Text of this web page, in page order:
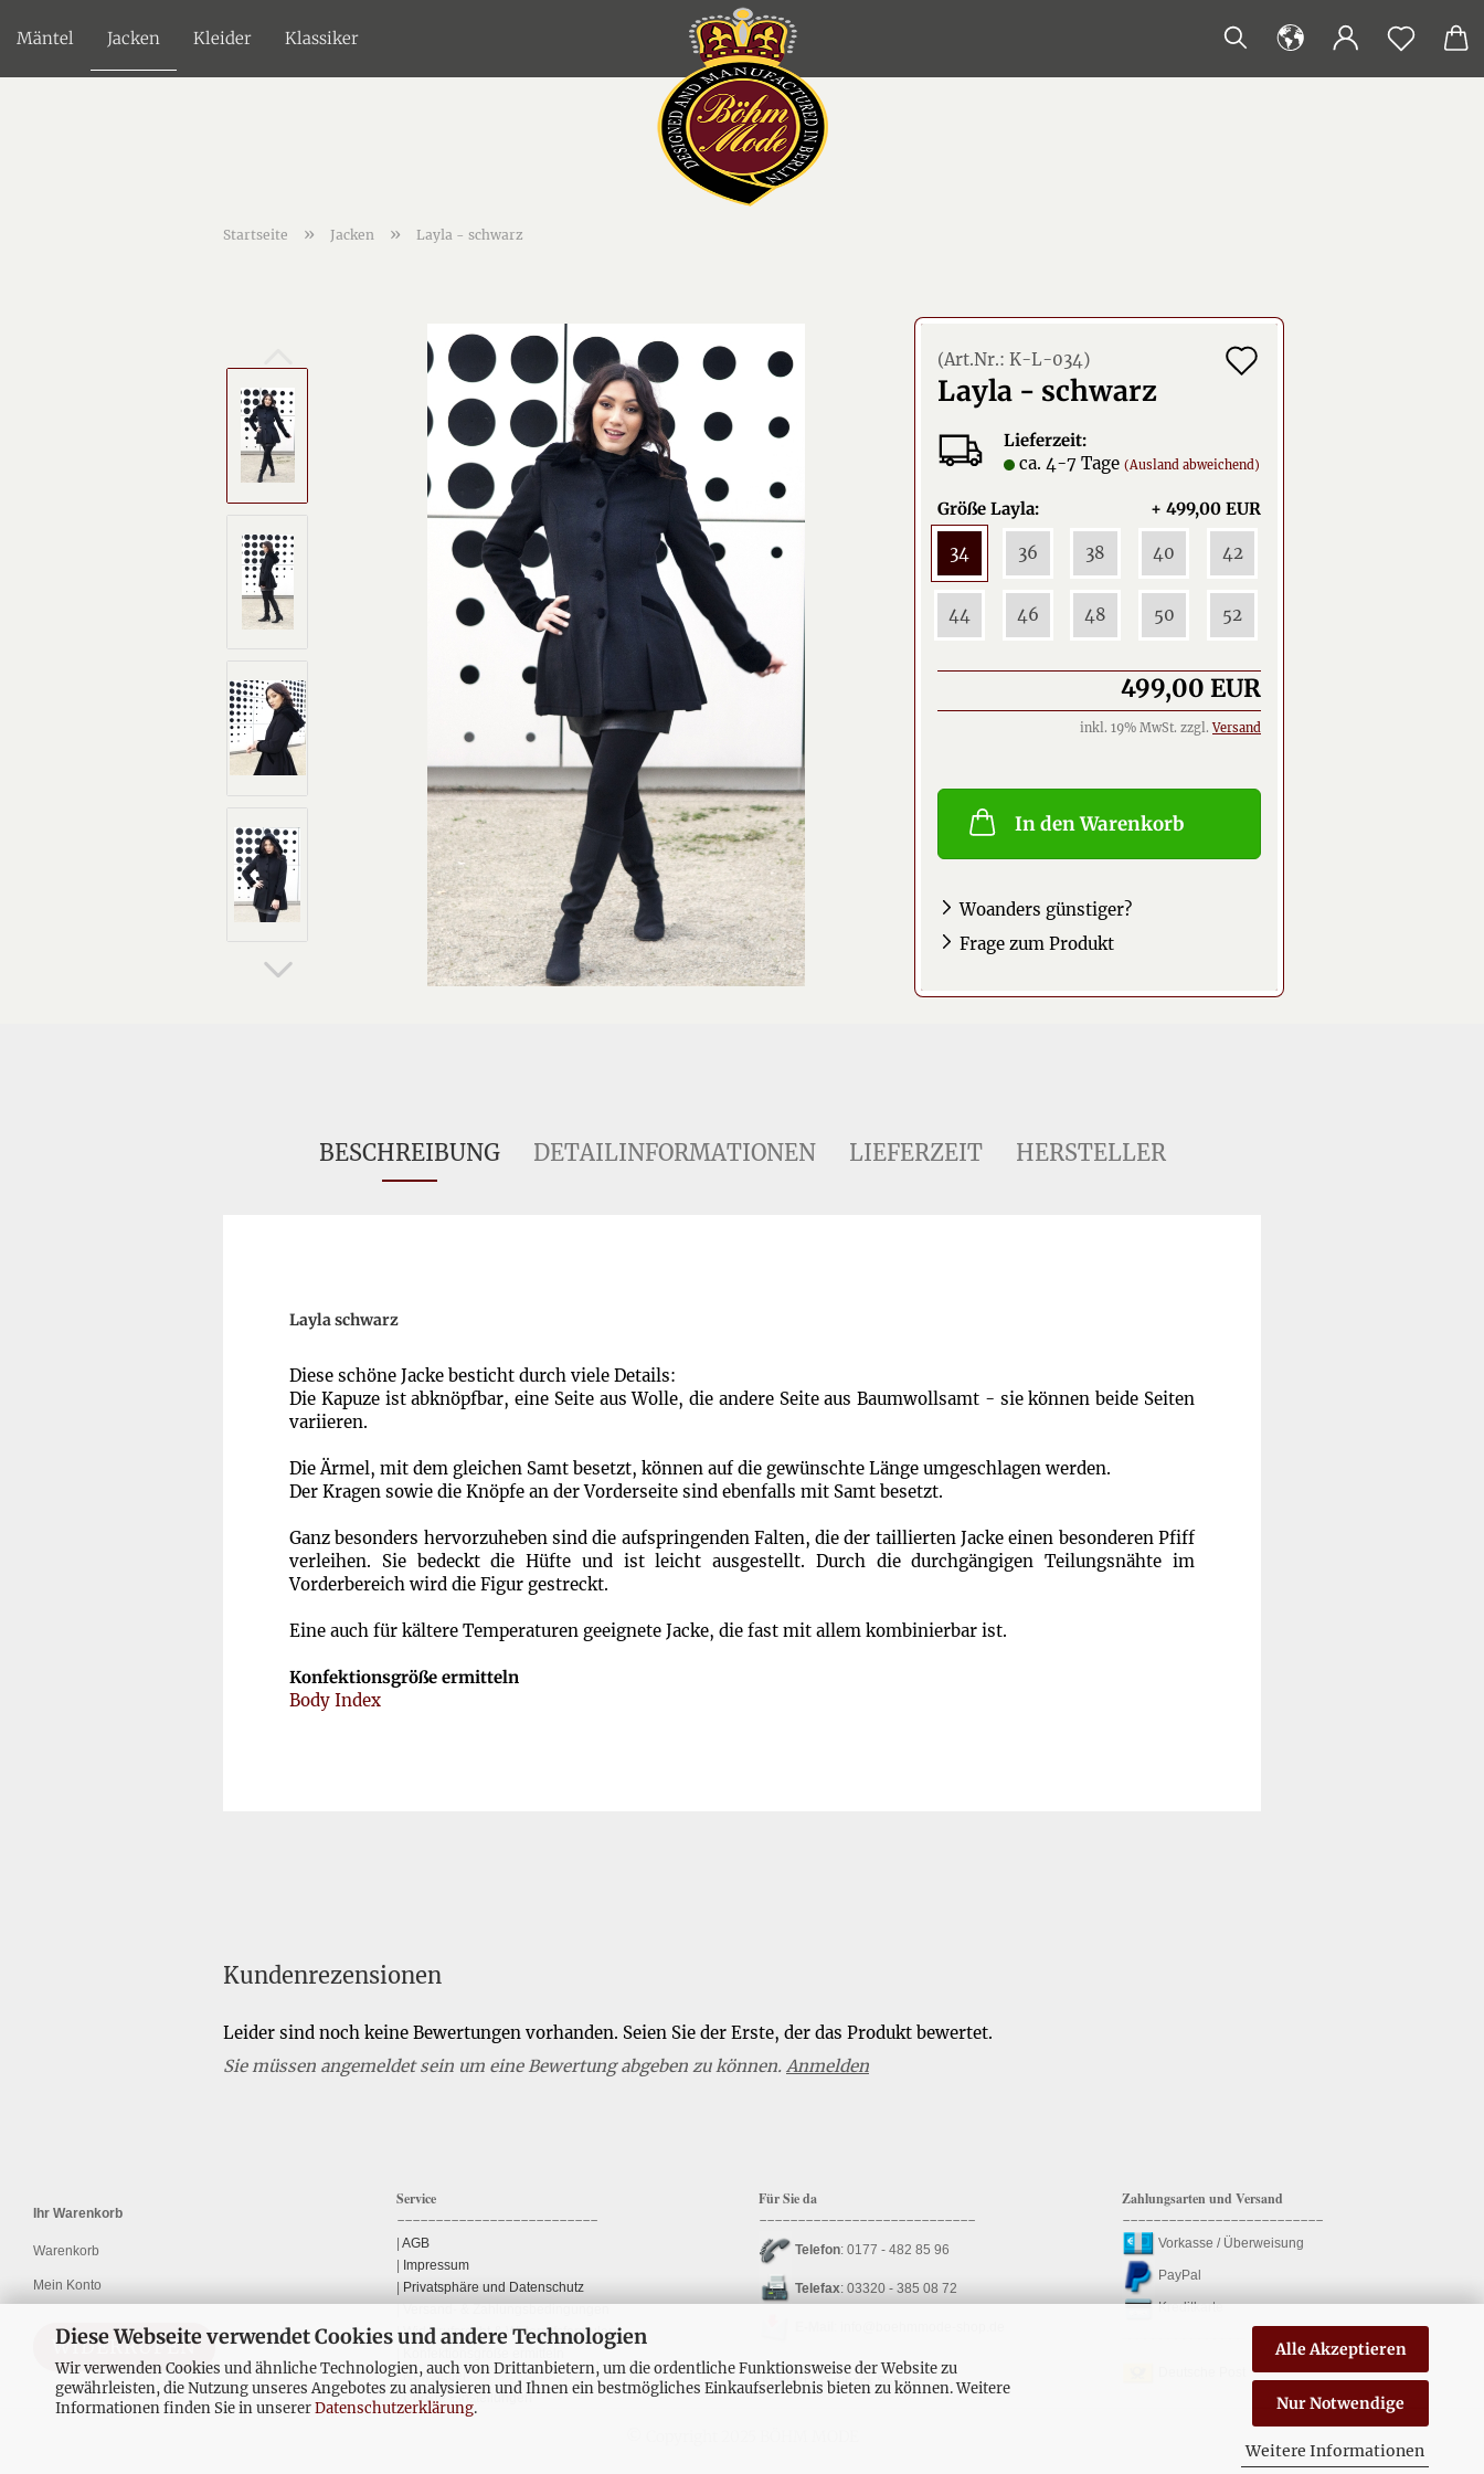
Diese Webseite verwendet Cookies und andere Technologien
Wir verwenden Cookies und ähnliche Technologien, auch von Drittanbietern, um die ordentliche Funktionsweise der Website zu
gewährleisten, die Nutzung unseres Angebotes zu analysieren und Ihnen ein bestmögliches Einkaufserlebnis bieten zu können. Weitere
Informationen finden Sie in unsererDatenschutzerklärung.
Alle Akzeptieren
Nur Notwendige
Weitere Informationen
Mäntel Jacken Kleider Klassiker
Startseite » Jacken » Layla - schwarz
(Art.Nr.: K-L-034)
Layla - schwarz
Lieferzeit:
ca. 4-7 Tage (Ausland abweichend)
Größe Layla: + 499,00 EUR
34 36 38 40 42
44 46 48 50 52
499,00 EUR
inkl. 19% MwSt. zzgl.Versand
In den Warenkorb
Woanders günstiger?
Frage zum Produkt
BESCHREIBUNG DETAILINFORMATIONEN LIEFERZEIT HERSTELLER
Layla schwarz
Diese schöne Jacke besticht durch viele Details:
Die Kapuze ist abknöpfbar, eine Seite aus Wolle, die andere Seite aus Baumwollsamt - sie können beide Seiten
variieren.
Die Ärmel, mit dem gleichen Samt besetzt, können auf die gewünschte Länge umgeschlagen werden.
Der Kragen sowie die Knöpfe an der Vorderseite sind ebenfalls mit Samt besetzt.
Ganz besonders hervorzuheben sind die aufspringenden Falten, die der taillierten Jacke einen besonderen Pfiff
verleihen. Sie bedeckt die Hüfte und ist leicht ausgestellt. Durch die durchgängigen Teilungsnähte im
Vorderbereich wird die Figur gestreckt.
Eine auch für kältere Temperaturen geeignete Jacke, die fast mit allem kombinierbar ist.
Konfektionsgröße ermitteln
Body Index
Kundenrezensionen
Leider sind noch keine Bewertungen vorhanden. Seien Sie der Erste, der das Produkt bewertet.
Sie müssen angemeldet sein um eine Bewertung abgeben zu können. Anmelden
Ihr Warenkorb
Warenkorb
Mein Konto
WIDERRUFEN
Service
--------------------------
AGB
Impressum
Privatsphäre und Datenschutz
|Widerrufsrecht & Widerrufsformular
|Newsletter
|Cookie Einstellungen
Für Sie da
----------------------------
Telefon: 0177 - 482 85 96
Telefax: 03320 - 385 08 72
________________
Kontakt |Callback Service
Zahlungsarten und Versand
--------------------------
Vorkasse / Überweisung
PayPal
Kreditkarte